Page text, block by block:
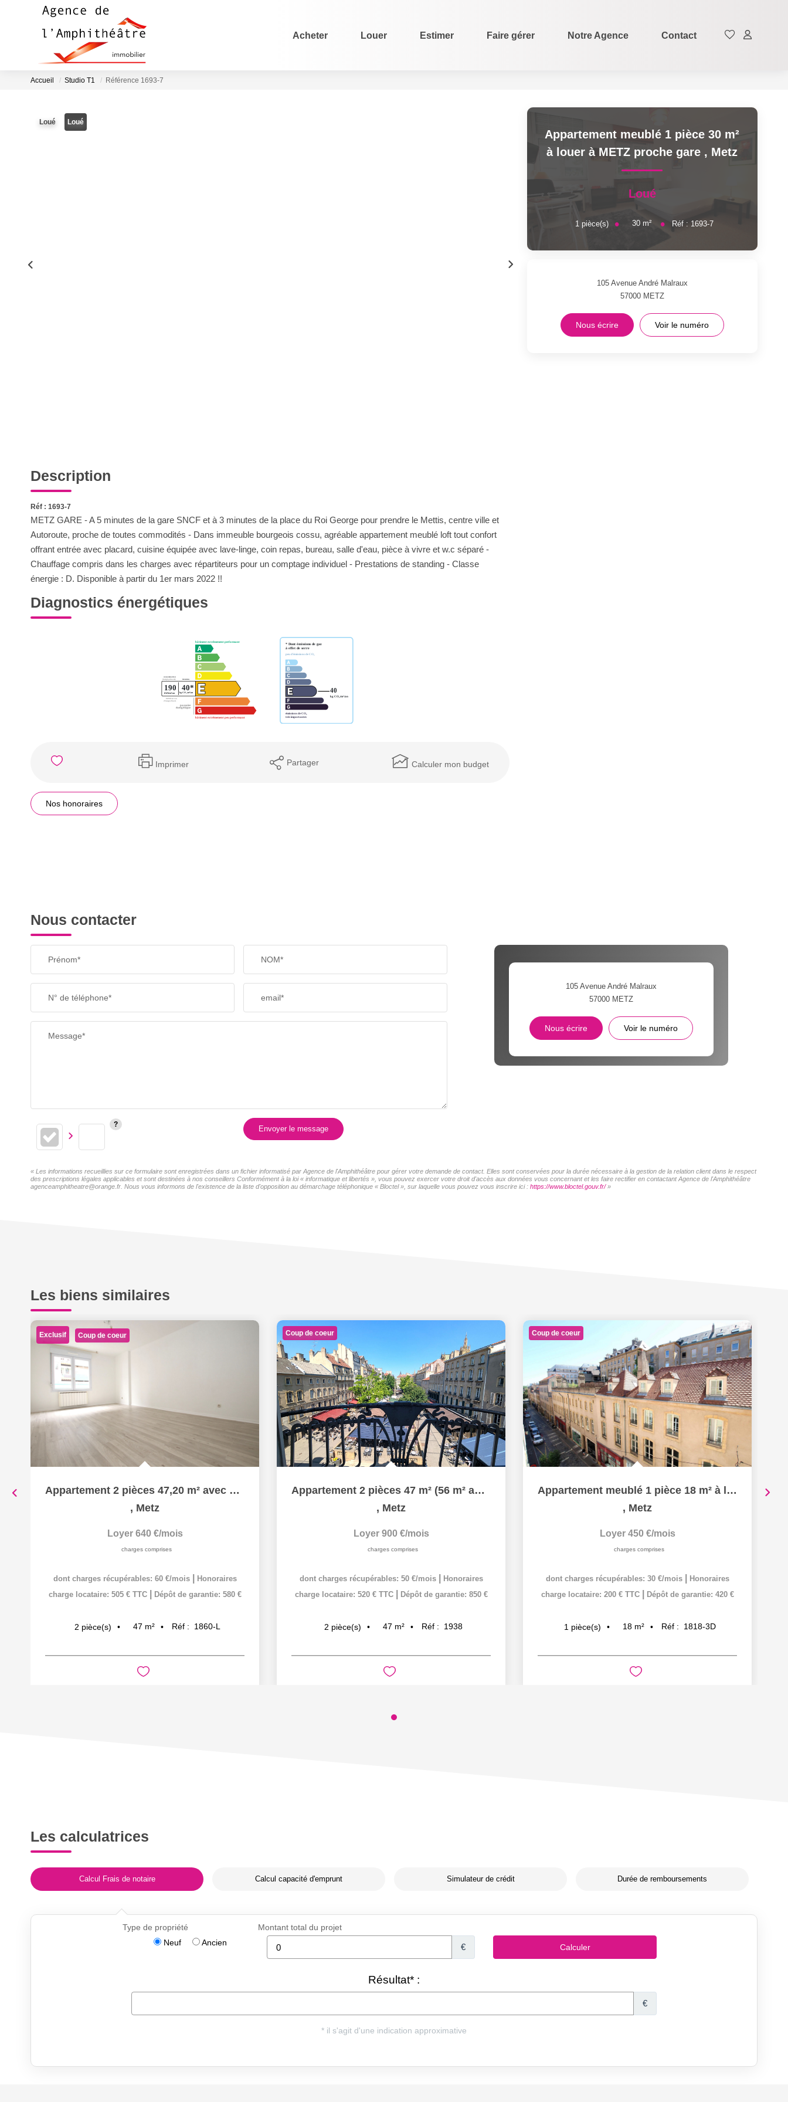
Acheter Louer Estimer Faire gérer Notre Agence Contact
Accueil Studio T1 Référence 1693-7
Loué Loué
Description
Réf : 1693-7
METZ GARE - A 5 minutes de la gare SNCF et à 3 minutes de la place du Roi George pour prendre le Mettis, centre ville et
Autoroute, proche de toutes commodités - Dans immeuble bourgeois cossu, agréable appartement meublé loft tout confort
offrant entrée avec placard, cuisine équipée avec lave-linge, coin repas, bureau, salle d'eau, pièce à vivre et w.c séparé -
Chauffage compris dans les charges avec répartiteurs pour un comptage individuel - Prestations de standing - Classe
énergie : D. Disponible à partir du 1er mars 2022 !!
Diagnostics énergétiques
Imprimer Partager Calculer mon budget
Nos honoraires
Appartement meublé 1 pièce 30 m²
à louer à METZ proche gare , Metz
Loué
1pièce(s) 30m² Réf : 1693-7
105 Avenue André Malraux
57000 METZ
Nous écrire Voir le numéro
Nous contacter
Prénom* NOM*
N° de téléphone* email*
Message*
Envoyer le message
105 Avenue André Malraux
57000 METZ
Nous écrire Voir le numéro
« Les informations recueillies sur ce formulaire sont enregistrées dans un fichier informatisé par Agence de l'Amphithéâtre pour gérer votre demande de contact. Elles sont conservées pour la durée nécessaire à la gestion de la relation client dans le respect
des prescriptions légales applicables et sont destinées à nos conseillers Conformément à la loi « informatique et libertés », vous pouvez exercer votre droit d'accès aux données vous concernant et les faire rectifier en contactant Agence de l'Amphithéâtre
agenceamphitheatre@orange.fr. Nous vous informons de l'existence de la liste d'opposition au démarchage téléphonique « Bloctel », sur laquelle vous pouvez vous inscrire ici : https://www.bloctel.gouv.fr/»
Les biens similaires
Exclusif Coup de coeur
Appartement 2 pièces 47,20 m² avec Parking sécurisé à louer...
, Metz
Loyer 640 €/mois
charges comprises
dont charges récupérables: 60 €/mois
Honoraires
charge locataire: 505 € TTC
Dépôt de garantie: 580 €
2 pièce(s) 47 m² Réf : 1860-L
Coup de coeur
Appartement 2 pièces 47 m² (56 m² au sol) à louer à METZ...
, Metz
Loyer 900 €/mois
charges comprises
dont charges récupérables: 50 €/mois
Honoraires
charge locataire: 520 € TTC
Dépôt de garantie: 850 €
2 pièce(s) 47 m² Réf : 1938
Coup de coeur
Appartement meublé 1 pièce 18 m² à louer à METZ hypercentre
, Metz
Loyer 450 €/mois
charges comprises
dont charges récupérables: 30 €/mois
Honoraires
charge locataire: 200 € TTC
Dépôt de garantie: 420 €
1 pièce(s) 18 m² Réf : 1818-3D
Les calculatrices
Calcul Frais de notaire Calcul capacité d'emprunt Simulateur de crédit Durée de remboursements